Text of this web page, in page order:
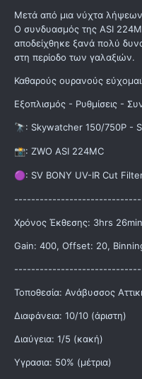
Μετά από μια νύχτα λήψεων
Ο συνδυασμός της ASI
αποδείχθηκε ξανά πολύ
στη περίοδο των γαλαξιών.
Καθαρούς ουρανούς
Εξοπλισμός - Ρυθμίσεις -
🔭: Skywatcher 150/750P -
📸: ZWO ASI 224MC
🟣: SV BONY UV-IR Cut
Χρόνος Έκθεσης: 3hrs
Gain: 400, Offset: 20,
Τοποθεσία: Ανάβυσσος
Διαφάνεια: 10/10 (άριστη)
Διαύγεια: 1/5 (κακή)
Υγρασια: 50% (μέτρια)